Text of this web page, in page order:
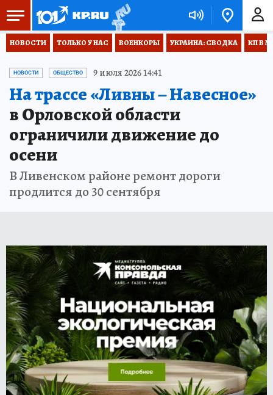
НОВОСТИ ТОЛЬКО У НАС ВОЕНКОРЫ УКРАИНА: СВОДКА КП В
НОВОСТИ ОБЩЕСТВО 9 июля 2026 14:41
На трассе «Ливны – Навесное»
в Орловской области
ограничили движение до
осени
В Ливенском районе ремонт дороги
продлится до 30 сентября